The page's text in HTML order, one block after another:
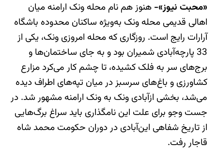
«محبت نیوز»- هنوز هم نام محله ونک ارامنه میان
اهالی قدیمی محله ونک به‌ویژه ساکنان محدوده باشگاه
آرارات رایج است. روزگاری که محله امروزی ونک، یکی از
33 پارچه‌آبادی شمیران بود و به جای ساختمان‌ها و
برج‌های سر به فلک کشیده‌، تا چشم کار می‌کرد مزارع
کشاورزی و باغ‌های سرسبز در میان تپه‌های اطراف دیده
می‌شد، بخشی ازآبادی ونک به ونک ارامنه مشهور شد. در
جست وجو برای علت این نامگذاری باید سراغ برگ‌هایی
از تاریخ شفاهی این‌آبادی در دوران حکومت محمد شاه
قاجار رفت.